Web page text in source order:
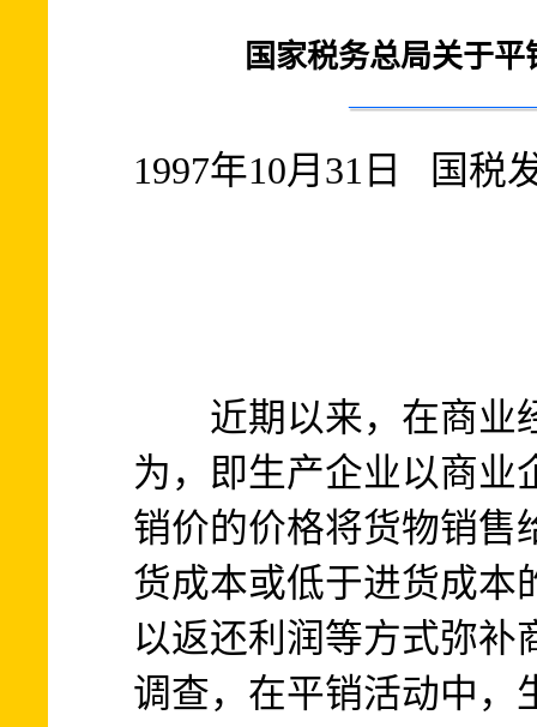
国家税务总局关于
1997年10月31日 国税
近期以来，在商业
为，即生产企业以商业
销价的价格将货物销售
货成本或低于进货成本
以返还利润等方式弥补
调查，在平销活动中，